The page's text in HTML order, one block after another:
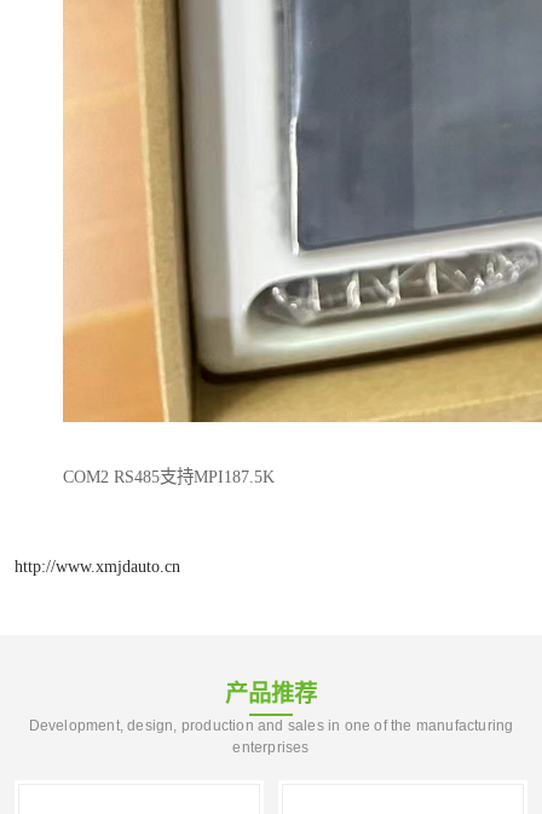
COM2 RS485支持MPI187.5K
http://www.xmjdauto.cn
产品推荐
Development, design, production and sales in one of the manufacturing
enterprises